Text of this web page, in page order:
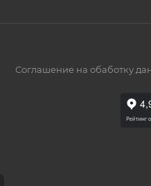
Соглашение на обаботку